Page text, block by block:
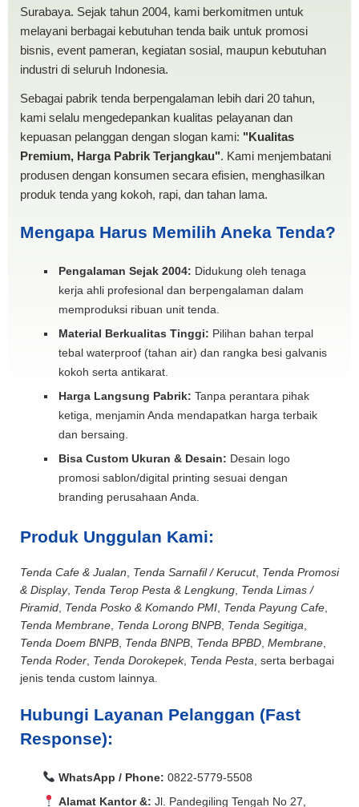
Surabaya. Sejak tahun 2004, kami berkomitmen untuk
melayani berbagai kebutuhan tenda baik untuk promosi
bisnis, event pameran, kegiatan sosial, maupun kebutuhan
industri di seluruh Indonesia.
Sebagai pabrik tenda berpengalaman lebih dari 20 tahun,
kami selalu mengedepankan kualitas pelayanan dan
kepuasan pelanggan dengan slogan kami: "Kualitas
Premium, Harga Pabrik Terjangkau". Kami menjembatani
produsen dengan konsumen secara efisien, menghasilkan
produk tenda yang kokoh, rapi, dan tahan lama.
Mengapa Harus Memilih Aneka Tenda?
Pengalaman Sejak 2004: Didukung oleh tenaga
kerja ahli profesional dan berpengalaman dalam
memproduksi ribuan unit tenda.
Material Berkualitas Tinggi: Pilihan bahan terpal
tebal waterproof (tahan air) dan rangka besi galvanis
kokoh serta antikarat.
Harga Langsung Pabrik: Tanpa perantara pihak
ketiga, menjamin Anda mendapatkan harga terbaik
dan bersaing.
Bisa Custom Ukuran & Desain: Desain logo
promosi sablon/digital printing sesuai dengan
branding perusahaan Anda.
Produk Unggulan Kami:
Tenda Cafe & Jualan Tenda Sarnafil / Kerucut, Tenda Promosi
& Display, Tenda Terop Pesta & Lengkung Tenda Limas /
Piramid Tenda Posko & Komando PMI Tenda Payung Cafe
Tenda Membrane Tenda Lorong BNPB Tenda Segitiga
Tenda Doem BNPB Tenda BNPB Tenda BPBD Membrane
Tenda Roder Tenda Dorokepek, Tenda Pesta , serta berbagai
jenis tenda custom lainnya.
Hubungi Layanan Pelanggan (Fast
Response):
WhatsApp / Phone: 0822-5779-5508
Alamat Kantor &: Jl. Pandegiling Tengah No 27,